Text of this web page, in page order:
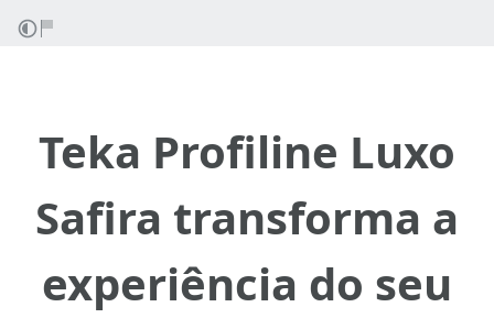
Teka Profiline Luxo
Safira transforma a
experiência do seu